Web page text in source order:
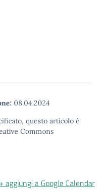
08.04.2024
questo articolo è
Commons
+ aggiungi a Google Calendar